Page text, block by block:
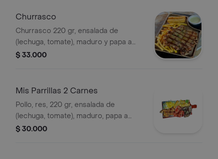
Churrasco
Churrasco 220 gr, ensalada de
(lechuga, tomate), maduro y papa a
elegir.
$ 33.000
Mis Parrillas 2 Carnes
Pollo, res, 220 gr, ensalada de
(lechuga, tomate), maduro, papa a
elegir.
$ 30.000